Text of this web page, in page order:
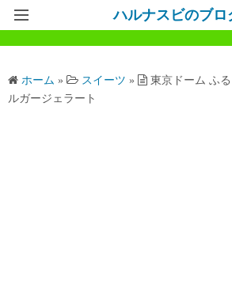
ハルナスビのブロ
記事一覧
ホームページ
ホーム » スイーツ »
東京ドーム ふ
ルガージェラート